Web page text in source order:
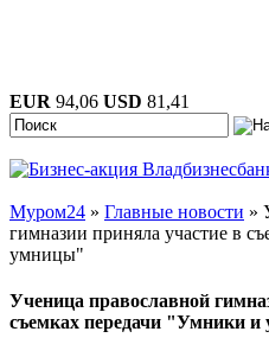
EUR 94,06 USD 81,41
Муром24 » Главные новости »
гимназии приняла участие в
умницы"
Ученица православной
съемках передачи "Умники